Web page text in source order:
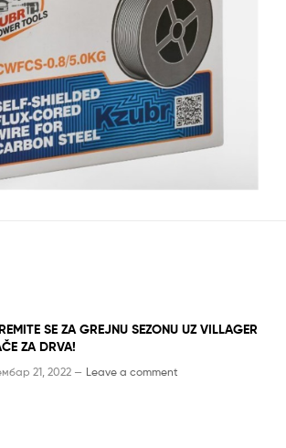
SE ZA GREJNU SEZONU UZ VILLAGER
ZA DRVA!
21, 2022 — Leave a comment